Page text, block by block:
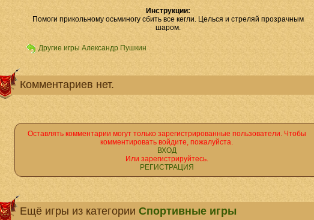
Инструкции:
Помоги прикольному осьминогу сбить все кегли. Целься и стреляй прозрачным
шаром.
Другие игры Александр Пушкин
Комментариев нет.
Оставлять комментарии могут только зарегистрированные пользователи. Чтобы
комментировать войдите, пожалуйста.
ВХОД
Или зарегистрируйтесь.
РЕГИСТРАЦИЯ
Ещё игры из категории Спортивные игры